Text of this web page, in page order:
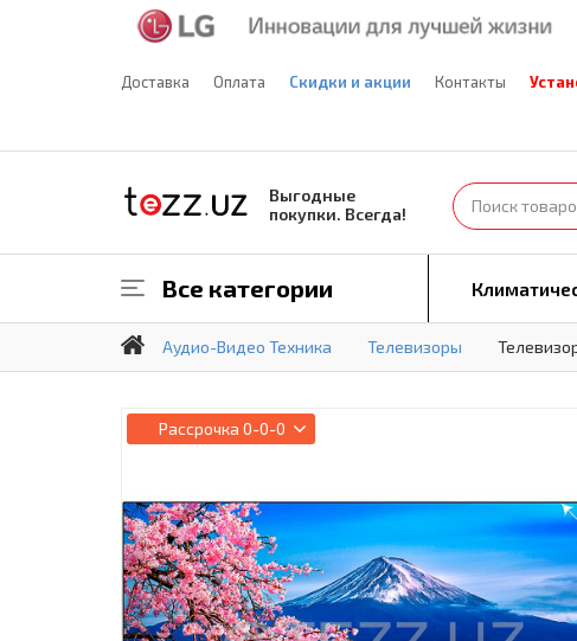
Доставка Оплата Скидки и акции Контакты
Выгодные
покупки. Всегда!
Все категории
Аудио-Видео Техника Телевизоры
Рассрочка 0-0-0